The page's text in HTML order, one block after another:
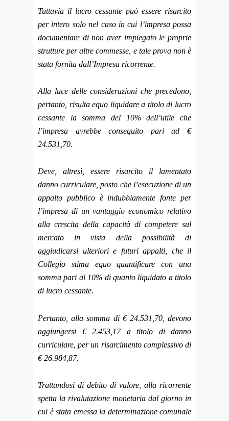
Tuttavia il lucro cessante può essere risarcito
per intero solo nel caso in cui l’impresa possa
documentare di non aver impiegato le proprie
strutture per altre commesse, e tale prova non è
stata fornita dall’Impresa ricorrente.
Alla luce delle considerazioni che precedono,
pertanto, risulta equo liquidare a titolo di lucro
cessante la somma del 10% dell’utile che
l’impresa avrebbe conseguito pari ad €
24.531,70.
Deve, altresì, essere risarcito il lamentato
danno curriculare, posto che l’esecuzione di un
appalto pubblico è indubbiamente fonte per
l’impresa di un vantaggio economico relativo
alla crescita della capacità di competere sul
mercato in vista della possibilità di
aggiudicarsi ulteriori e futuri appalti, che il
Collegio stima equo quantificare con una
somma pari al 10% di quanto liquidato a titolo
di lucro cessante.
Pertanto, alla somma di € 24.531,70, devono
aggiungersi € 2.453,17 a titolo di danno
curriculare, per un risarcimento complessivo di
€ 26.984,87.
Trattandosi di debito di valore, alla ricorrente
spetta la rivalutazione monetaria dal giorno in
cui è stata emessa la determinazione comunale